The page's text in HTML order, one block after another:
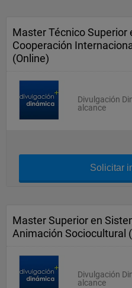
Master Técnico Superior
Cooperación
(Online)
Divulgación
alcance
Solicitar
Master Superior en
Animación Sociocultural
Divulgación
alcance